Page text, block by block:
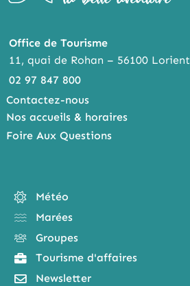
Office de Tourisme
11, quai de Rohan – 56100 Lorient
02 97 847 800
Contactez-nous
Nos accueils & horaires
Foire Aux Questions
Météo
Marées
Groupes
Tourisme d'affaires
Newsletter